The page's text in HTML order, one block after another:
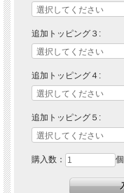
追加トッピング３:
追加トッピング４:
追加トッピング５:
購入数： 個